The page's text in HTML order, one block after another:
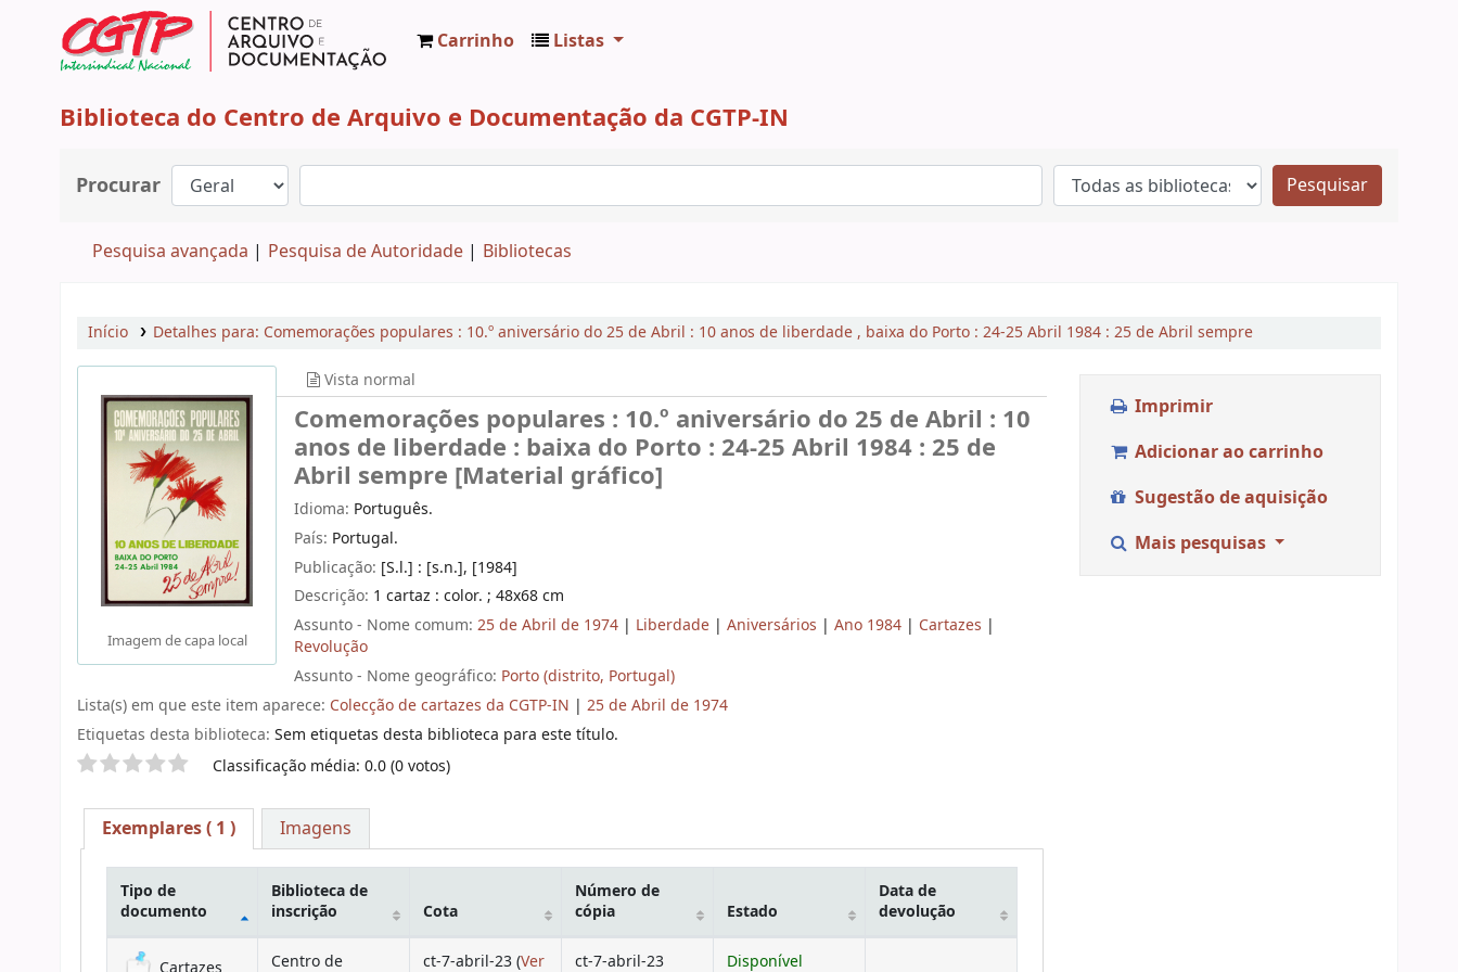
Carrinho Listas
Biblioteca do Centro de Arquivo e Documentação da CGTP-IN
Procurar Pesquisar
Pesquisa avançada Pesquisa de Autoridade Bibliotecas
Início Detalhes para: Comemorações populares : 10.º aniversário do 25 de Abril : 10 anos de liberdade, baixa do Porto : 24-25 Abril 1984 : 25 de Abril sempre
Imagem de capa local
Vista normal
Comemorações populares : 10.º aniversário do 25 de Abril : 10
anos de liberdade : baixa do Porto : 24-25 Abril 1984 : 25 de
Abril sempre [Material gráfico]
Idioma: Português.
País: Portugal.
Publicação: [S.l.] : [s.n.], [1984]
Descrição: 1 cartaz : color. ; 48x68 cm
Assunto - Nome comum: 25 de Abril de 1974 | Liberdade | Aniversários | Ano 1984 | Cartazes |
Revolução
Assunto - Nome geográfico: Porto (distrito, Portugal)
Lista(s) em que este item aparece: Colecção de cartazes da CGTP-IN | 25 de Abril de 1974
Etiquetas desta biblioteca: Sem etiquetas desta biblioteca para este título.
Pontuação Classificação média: 0.0 (0 votos)
Exemplares( 1 ) Imagens
Exemplares
Tipo de
documento
Biblioteca de
inscrição
Cota
Número de
cópia
Estado
Data de
devolução
Centro de
ct-7-abril-23 (Ver
ct-7-abril-23 Disponível
Imprimir
Adicionar ao carrinho
Sugestão de aquisição
Mais pesquisas